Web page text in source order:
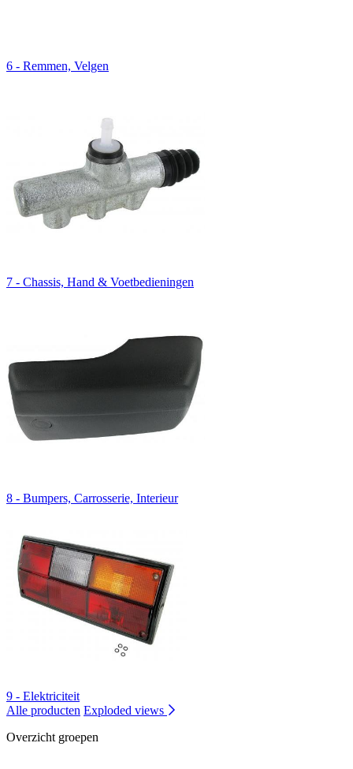
6 - Remmen, Velgen
7 - Chassis, Hand & Voetbedieningen
8 - Bumpers, Carrosserie, Interieur
9 - Elektriciteit
Alle producten Exploded views
Overzicht groepen